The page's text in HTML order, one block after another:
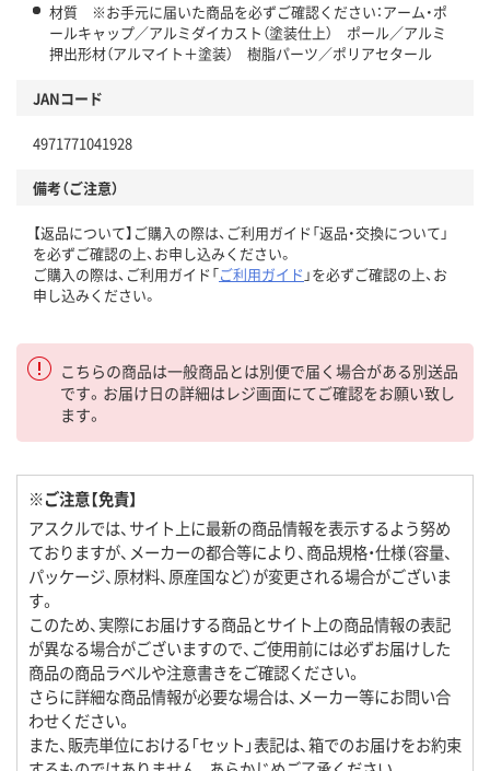
材質 ※お手元に届いた商品を必ずご確認ください：アーム・ポ
ールキャップ／アルミダイカスト（塗装仕上） ポール／アルミ
押出形材（アルマイト＋塗装） 樹脂パーツ／ポリアセタール
JANコード
4971771041928
備考（ご注意）
【返品について】ご購入の際は、ご利用ガイド「返品・交換について」
を必ずご確認の上、お申し込みください。
ご購入の際は、ご利用ガイド「ご利用ガイド 」を必ずご確認の上、お
申し込みください。
こちらの商品は一般商品とは別便で届く場合がある別送品
です。お届け日の詳細はレジ画面にてご確認をお願い致し
ます。
※ご注意【免責】
アスクルでは、サイト上に最新の商品情報を表示するよう努め
ておりますが、メーカーの都合等により、商品規格・仕様（容量、
パッケージ、原材料、原産国など）が変更される場合がございま
す。
このため、実際にお届けする商品とサイト上の商品情報の表記
が異なる場合がございますので、ご使用前には必ずお届けした
商品の商品ラベルや注意書きをご確認ください。
さらに詳細な商品情報が必要な場合は、メーカー等にお問い合
わせください。
また、販売単位における「セット」表記は、箱でのお届けをお約束